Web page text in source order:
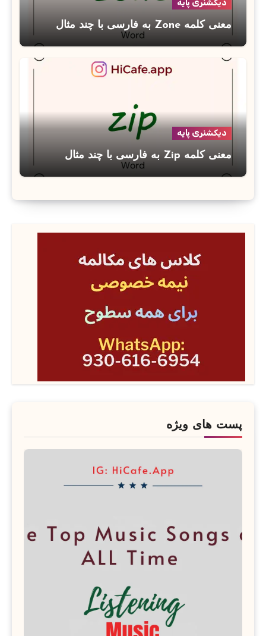
دیکشنری پایه
معنی کلمه Zone به فارسی با چند مثال
دیکشنری پایه
معنی کلمه Zip به فارسی با چند مثال
پست های ویژه